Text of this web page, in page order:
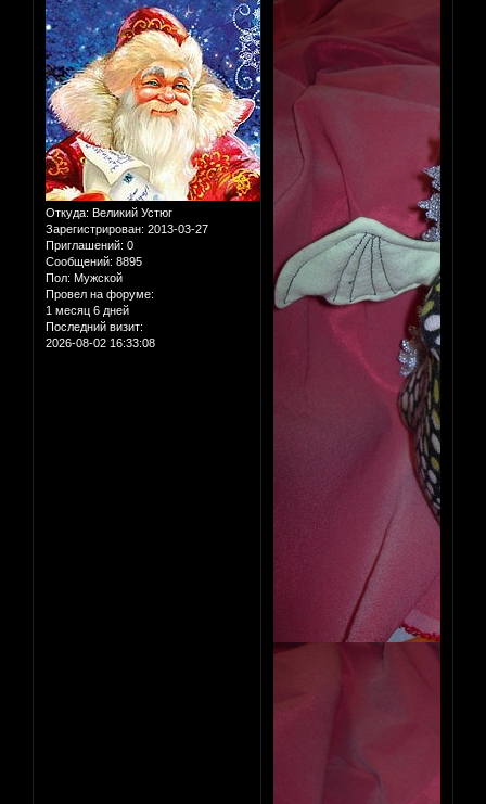
Откуда: Великий Устюг
Зарегистрирован: 2013-03-27
Приглашений: 0
Сообщений: 8895
Пол: Мужской
Провел на форуме:
1 месяц 6 дней
Последний визит:
2026-08-02 16:33:08